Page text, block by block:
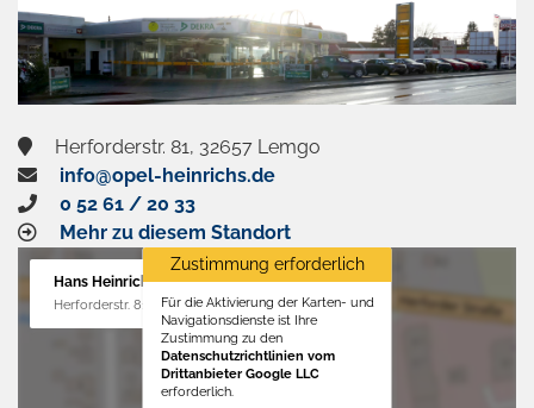
Herforderstr. 81, 32657 Lemgo
info@opel-heinrichs.de
0 52 61 / 20 33
Mehr zu diesem Standort
Hans Heinrichs GmbH
Herforderstr. 81, 32657 Lemgo
Zustimmung erforderlich
Für die Aktivierung der Karten- und
Navigationsdienste ist Ihre
Zustimmung zu den
Datenschutzrichtlinien vom
Drittanbieter Google LLC
erforderlich.